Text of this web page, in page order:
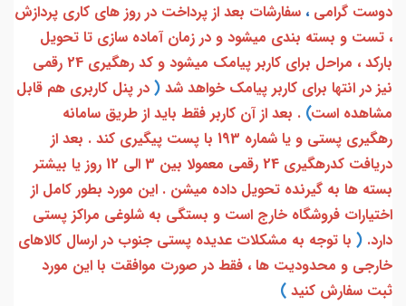
دوست گرامی ، سفارشات بعد از پرداخت در روز های کاری پردازش
، تست و بسته بندی میشود و در زمان آماده سازی تا تحویل
بارکد ، مراحل برای کاربر پیامک میشود و کد رهگیری 24 رقمی
نیز در انتها برای کاربر پیامک خواهد شد ( در پنل کاربری هم قابل
مشاهده است) . بعد از آن کاربر فقط باید از طریق سامانه
رهگیری پستی و یا شماره 193 با پست پیگیری کند . بعد از
دریافت کدرهگیری 24 رقمی معمولا بین 3 الی 12 روز یا بیشتر
بسته ها به گیرنده تحویل داده میشن . این مورد بطور کامل از
اختیارات فروشگاه خارج است و بستگی به شلوغی مراکز پستی
دارد. ( با توجه به مشکلات عدیده پستی جنوب در ارسال کالاهای
خارجی و محدودیت ها ، فقط در صورت موافقت با این مورد
ثبت سفارش کنید )